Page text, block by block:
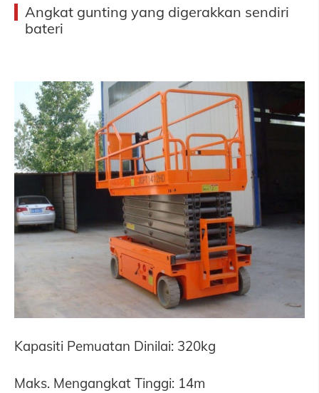
Angkat gunting yang digerakkan sendiri
bateri
Kapasiti Pemuatan Dinilai: 320kg
Maks. Mengangkat Tinggi: 14m